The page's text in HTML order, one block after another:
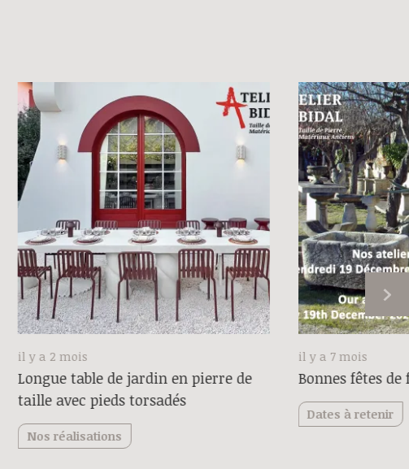
il y a 2 mois
Longue table de jardin en pierre de
taille avec pieds torsadés
Nos réalisations
il y a 7 mois
Bonnes fêtes
Dates à retenir